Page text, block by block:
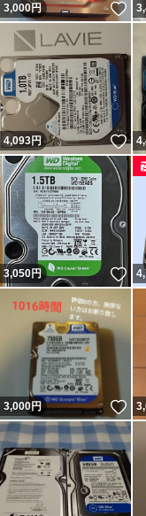
3,000円
4,093円 い
3,050円
3,000円